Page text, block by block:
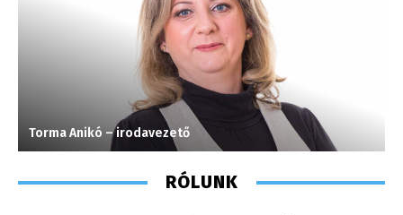
Torma Anikó – irodavezető
RÓLUNK